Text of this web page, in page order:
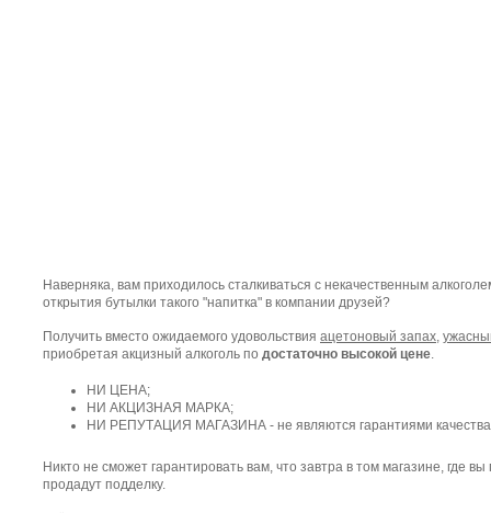
Наверняка, вам приходилось сталкиваться с некачественным
открытия бутылки такого "напитка" в компании друзей?
Получить вместо ожидаемого удовольствия ацетоновый запах,
приобретая акцизный алкоголь по достаточно высокой цене.
НИ ЦЕНА;
НИ АКЦИЗНАЯ МАРКА;
НИ РЕПУТАЦИЯ МАГАЗИНА - не являются гарантиями
Никто не сможет гарантировать вам, что завтра в том магазине, где
продадут подделку.